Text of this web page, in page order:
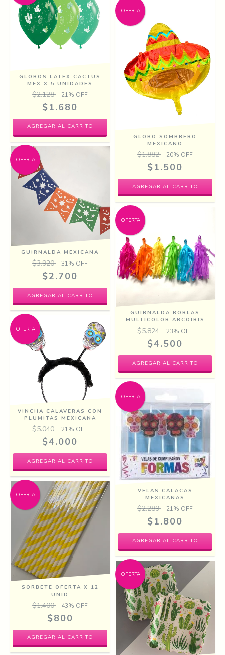
GLOBOS LATEX CACTUS
MEX X 5 UNIDADES
$2.128 21% OFF
$1.680
OFERTA
GLOBO SOMBRERO
MEXICANO
$1.882 20% OFF
$1.500
OFERTA
GUIRNALDA MEXICANA
$3.920 31% OFF
$2.700
OFERTA
GUIRNALDA BORLAS
MULTICOLOR ARCOIRIS
$5.824 23% OFF
$4.500
OFERTA
VINCHA CALAVERAS CON
PLUMITAS MEXICANA
$5.040 21% OFF
$4.000
OFERTA
VELAS CALACAS
MEXICANAS
$2.289 21% OFF
$1.800
OFERTA
SORBETE OFERTA X 12
UNID
$1.400 43% OFF
$800
AGREGAR AL CARRITO
OFERTA